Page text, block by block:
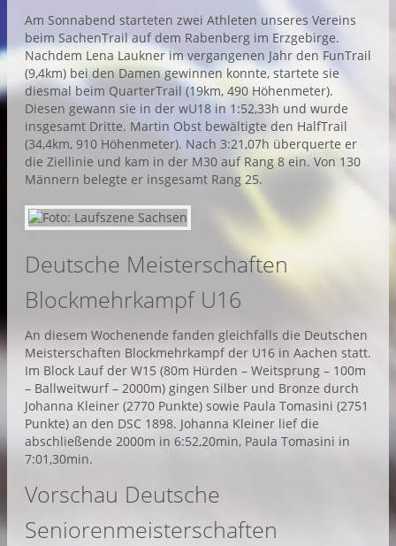
Am Sonnabend starteten zwei Athleten unseres Vereins
beim SachenTrail auf dem Rabenberg im Erzgebirge.
Nachdem Lena Laukner im vergangenen Jahr den FunTrail
(9,4km) bei den Damen gewinnen konnte, startete sie
diesmal beim QuarterTrail (19km, 490 Höhenmeter).
Diesen gewann sie in der wU18 in 1:52,33h und wurde
insgesamt Dritte. Martin Obst bewältigte den HalfTrail
(34,4km, 910 Höhenmeter). Nach 3:21,07h überquerte er
die Ziellinie und kam in der M30 auf Rang 8 ein. Von 130
Männern belegte er insgesamt Rang 25.
Deutsche Meisterschaften
Blockmehrkampf U16
An diesem Wochenende fanden gleichfalls die Deutschen
Meisterschaften Blockmehrkampf der U16 in Aachen statt.
Im Block Lauf der W15 (80m Hürden – Weitsprung – 100m
– Ballweitwurf – 2000m) gingen Silber und Bronze durch
Johanna Kleiner (2770 Punkte) sowie Paula Tomasini (2751
Punkte) an den DSC 1898. Johanna Kleiner lief die
abschließende 2000m in 6:52,20min, Paula Tomasini in
7:01,30min.
Vorschau Deutsche
Seniorenmeisterschaften